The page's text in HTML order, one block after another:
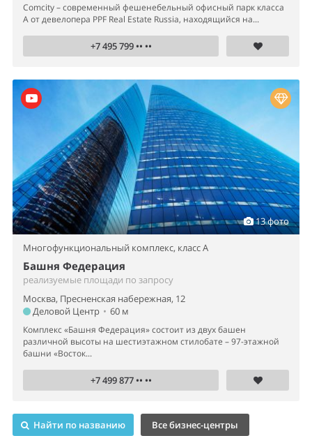
Comcity – современный фешенебельный офисный парк класса
А от девелопера PPF Real Estate Russia, находящийся на...
+7 495 799 •• ••
13 фото
Многофункциональный комплекс, класс A
Башня Федерация
реализуемые площади по запросу
Москва, Пресненская набережная, 12
Деловой Центр • 60 м
Комплекс «Башня Федерация» состоит из двух башен
различной высоты на шестиэтажном стилобате – 97-этажной
башни «Восток...
+7 499 877 •• ••
Найти по названию Все бизнес-центры